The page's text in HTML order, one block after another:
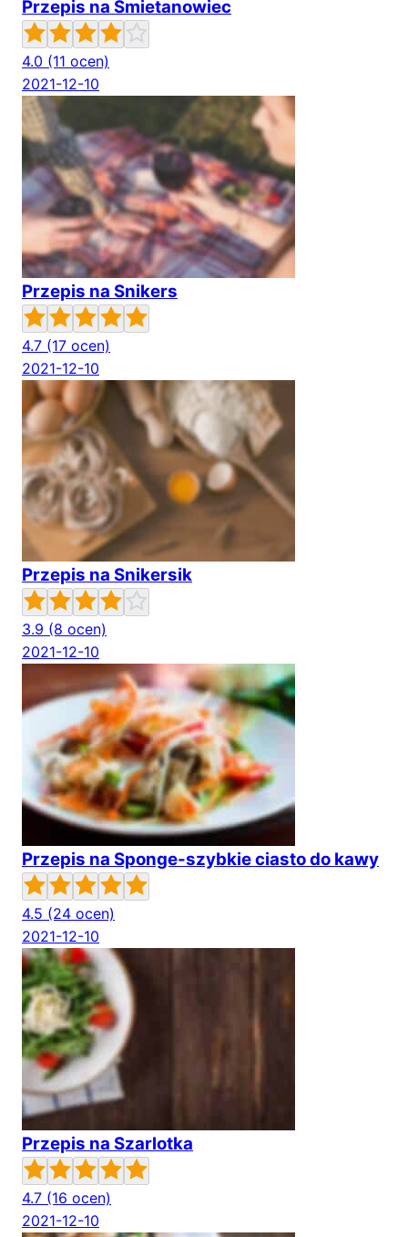
Przepis na Śmietanowiec
4.0 (11 ocen)
2021-12-10
Przepis na Snikers
4.7 (17 ocen)
2021-12-10
Przepis na Snikersik
3.9 (8 ocen)
2021-12-10
Przepis na Sponge-szybkie ciasto do kawy
4.5 (24 ocen)
2021-12-10
Przepis na Szarlotka
4.7 (16 ocen)
2021-12-10